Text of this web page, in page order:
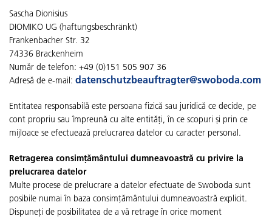
Sascha Dionisius
DIOMIKO UG (haftungsbeschränkt)
Frankenbacher Str. 32
74336 Brackenheim
Număr de telefon: +49 (0)151 505 907 36
Adresă de e-mail: datenschutzbeauftragter@swoboda.com
Entitatea responsabilă este persoana fizică sau juridică ce decide, pe
cont propriu sau împreună cu alte entități, în ce scopuri și prin ce
mijloace se efectuează prelucrarea datelor cu caracter personal.
Retragerea consimțământului dumneavoastră cu privire la
prelucrarea datelor
Multe procese de prelucrare a datelor efectuate de Swoboda sunt
posibile numai în baza consimțământului dumneavoastră explicit.
Dispuneți de posibilitatea de a vă retrage în orice moment